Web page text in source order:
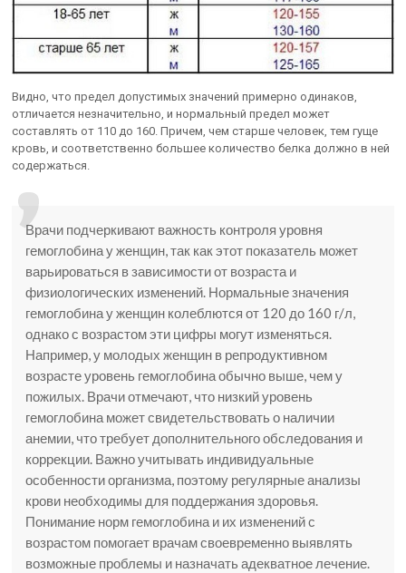
Видно, что предел допустимых значений примерно одинаков,
отличается незначительно, и нормальный предел может
составлять от 110 до 160. Причем, чем старше человек, тем гуще
кровь, и соответственно большее количество белка должно в ней
содержаться.
Врачи подчеркивают важность контроля уровня
гемоглобина у женщин, так как этот показатель может
варьироваться в зависимости от возраста и
физиологических изменений. Нормальные значения
гемоглобина у женщин колеблются от 120 до 160 г/л,
однако с возрастом эти цифры могут изменяться.
Например, у молодых женщин в репродуктивном
возрасте уровень гемоглобина обычно выше, чем у
пожилых. Врачи отмечают, что низкий уровень
гемоглобина может свидетельствовать о наличии
анемии, что требует дополнительного обследования и
коррекции. Важно учитывать индивидуальные
особенности организма, поэтому регулярные анализы
крови необходимы для поддержания здоровья.
Понимание норм гемоглобина и их изменений с
возрастом помогает врачам своевременно выявлять
возможные проблемы и назначать адекватное лечение.